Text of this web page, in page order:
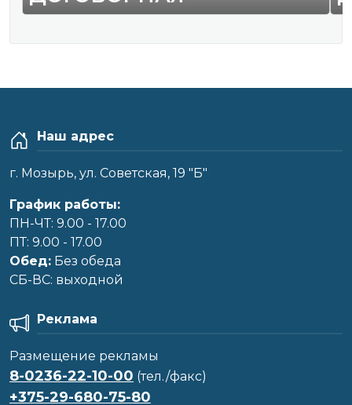
Наш адрес
г. Мозырь, ул. Советская, 19 "Б"
График работы:
ПН-ЧТ: 9.00 - 17.00
ПТ: 9.00 - 17.00
Обед: Без обеда
CБ-ВС: выходной
Реклама
Размещение рекламы
8-0236-22-10-00 (тел./факс)
+375-29-680-75-80